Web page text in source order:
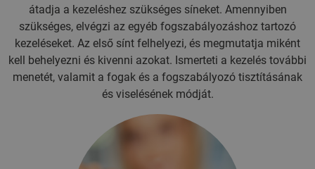
átadja a kezeléshez szükséges síneket. Amennyiben
szükséges, elvégzi az egyéb fogszabályozáshoz tartozó
kezeléseket. Az első sínt felhelyezi, és megmutatja miként
kell behelyezni és kivenni azokat. Ismerteti a kezelés további
menetét, valamit a fogak és a fogszabályozó tisztításának
és viselésének módját.